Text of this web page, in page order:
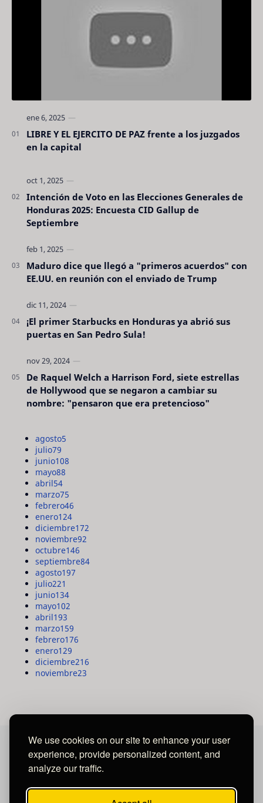
We use cookies on our site to enhance your user
experience, provide personalized content, and
analyze our traffic.
LIBRE Y EL EJERCITO DE PAZ frente a los juzgados
en la capital
Intención de Voto en las Elecciones Generales de
Honduras 2025: Encuesta CID Gallup de
Septiembre
Maduro dice que llegó a "primeros acuerdos" con
EE.UU. en reunión con el enviado de Trump
¡El primer Starbucks en Honduras ya abrió sus
puertas en San Pedro Sula!
De Raquel Welch a Harrison Ford, siete estrellas
de Hollywood que se negaron a cambiar su
nombre: "pensaron que era pretencioso"
agosto5
julio79
junio108
mayo88
abril54
marzo75
febrero46
enero124
diciembre172
noviembre92
octubre146
septiembre84
agosto197
julio221
junio134
mayo102
abril193
marzo159
febrero176
enero129
diciembre216
noviembre23
MAYA MEDIA GROUP
Ubicados en Tegucigalpa - Honduras.